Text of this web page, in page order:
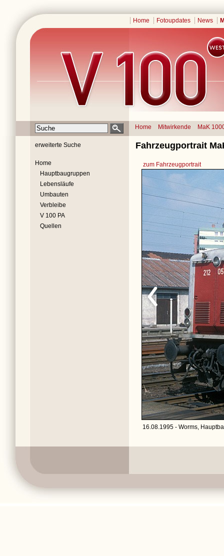
Home Fotoupdates News
Home Mitwirkende MaK
erweiterte Suche
Home
Hauptbaugruppen
Lebensläufe
Umbauten
Verbleibe
V 100 PA
Quellen
Fahrzeugportrait
zum Fahrzeugportrait
16.08.1995 - Worms,